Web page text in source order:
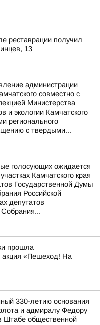
реставрации получил
13
администрации
совместно с
Министерства
и экологии Камчатского
регионального
с твердыми...
голосующих ожидается
Камчатского края
Государственной Думы
Российской
депутатов
Собрания...
прошла
акция «Пешеход! На
330-летию основания
и адмиралу Федору
Штабе общественной